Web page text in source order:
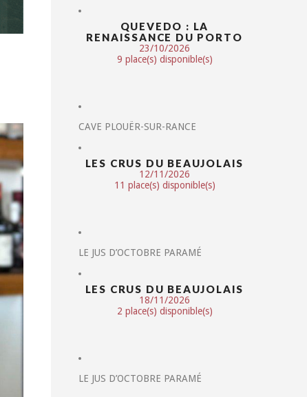
QUEVEDO : LA
RENAISSANCE DU PORTO
23/10/2026
9 place(s) disponible(s)
CAVE PLOUËR-SUR-RANCE
LES CRUS DU BEAUJOLAIS
12/11/2026
11 place(s) disponible(s)
LE JUS D’OCTOBRE PARAMÉ
LES CRUS DU BEAUJOLAIS
18/11/2026
2 place(s) disponible(s)
LE JUS D’OCTOBRE PARAMÉ